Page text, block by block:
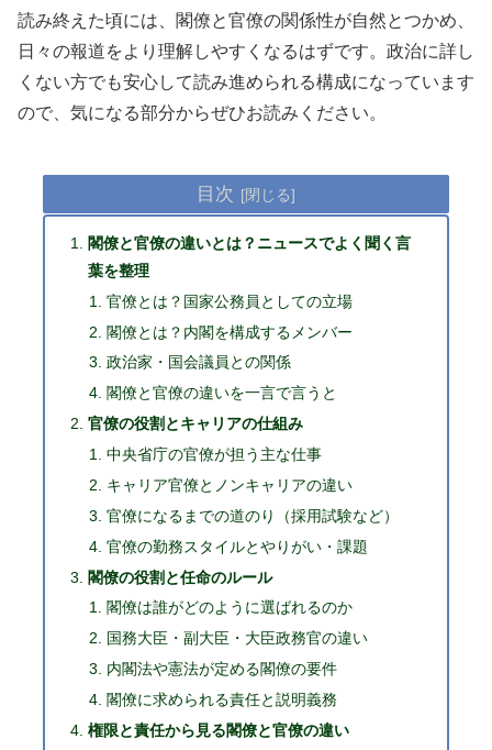
読み終えた頃には、閣僚と官僚の関係性が自然とつかめ、
日々の報道をより理解しやすくなるはずです。政治に詳し
くない方でも安心して読み進められる構成になっています
ので、気になる部分からぜひお読みください。
目次
閣僚と官僚の違いとは？ニュースでよく聞く言
葉を整理
官僚とは？国家公務員としての立場
閣僚とは？内閣を構成するメンバー
政治家・国会議員との関係
閣僚と官僚の違いを一言で言うと
官僚の役割とキャリアの仕組み
中央省庁の官僚が担う主な仕事
キャリア官僚とノンキャリアの違い
官僚になるまでの道のり（採用試験など）
官僚の勤務スタイルとやりがい・課題
閣僚の役割と任命のルール
閣僚は誰がどのように選ばれるのか
国務大臣・副大臣・大臣政務官の違い
内閣法や憲法が定める閣僚の要件
閣僚に求められる責任と説明義務
権限と責任から見る閣僚と官僚の違い